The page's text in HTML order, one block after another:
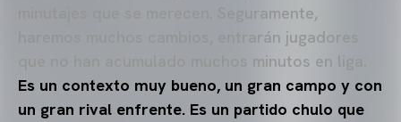
minutajes que se merecen. Seguramente,
haremos muchos cambios, entrarán jugadores
que no han acumulado muchos minutos en liga.
Es un contexto muy bueno, un gran campo y con
un gran rival enfrente. Es un partido chulo que